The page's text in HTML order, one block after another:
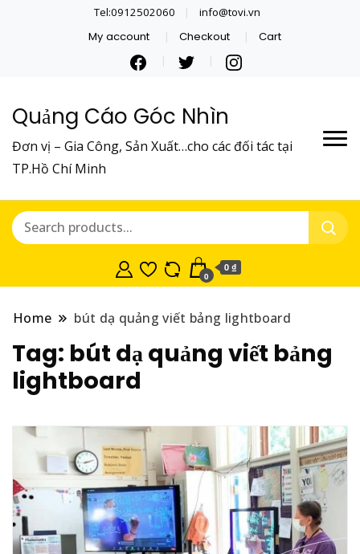
Tel:0912502060 info@tovi.vn
My account Checkout Cart
Quảng Cáo Góc Nhìn
Đơn vị – Gia Công, Sản Xuất…cho các đối tác tại
TP.Hồ Chí Minh
0
0 ₫
Home bút dạ quảng viết bảng lightboard
Tag: bút dạ quảng viết bảng
lightboard